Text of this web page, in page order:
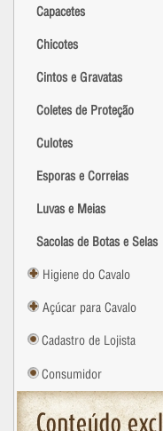
Capacetes
Chicotes
Cintos e Gravatas
Coletes de Proteção
Culotes
Esporas e Correias
Luvas e Meias
Sacolas de Botas e Selas
Higiene do Cavalo
Açúcar para Cavalo
Cadastro de Lojista
Consumidor